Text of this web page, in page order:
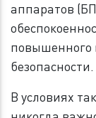
аппаратов
повышенного
безопасности.
В условиях